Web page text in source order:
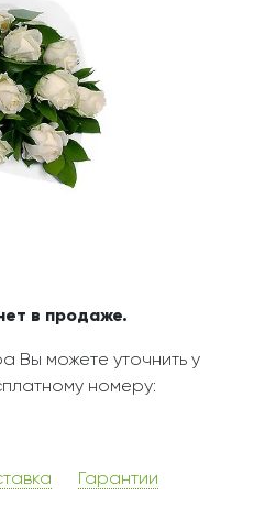
в продаже.
Вы можете уточнить у
номеру:
Гарантии